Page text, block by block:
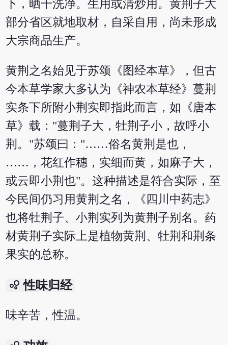
下，晒干洗净。生用或清炒用。黄荆子大
部分省区就地取材，自采自用，尚未形成
大宗商品生产。
黄荆之名始见于苏颂《图经本草》，但古
今本草学家大多认为《神农本草经》蔓荆
实条下所附小荆实即指此而言，如《唐本
草》载："蔓荆子大，牡荆子小，故呼小
荆。"苏颂曰："……俗名黄荆是也，
……，花红作穗，实细而黄，如麻子大，
或云即小荆也"。这种描述是符合实际，至
今民间仍习用黄荆之名，《四川中药志》
也将牡荆子、小荆实列为黄荆子别名。药
材黄荆子实际上是植物黄荆、牡荆和荆条
果实的总称。
bubble_chart 性味归经
味辛苦，性温。